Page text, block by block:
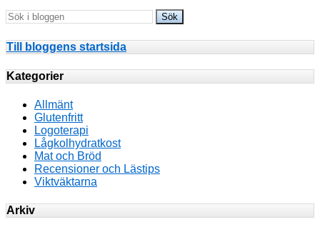
Till bloggens startsida
Kategorier
Allmänt
Glutenfritt
Logoterapi
Lågkolhydratkost
Mat och Bröd
Recensioner och Lästips
Viktväktarna
Arkiv